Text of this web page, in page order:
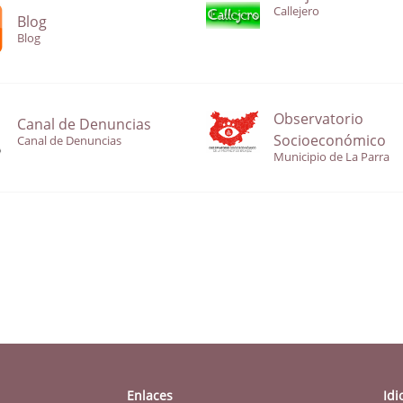
Blog
Blog
Callejero
Canal de Denuncias
Canal de Denuncias
Observatorio
Socioeconómico
Municipio de La Parra
Enlaces